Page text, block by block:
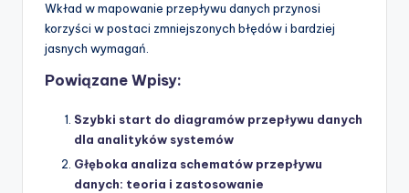
Wkład w mapowanie przepływu danych przynosi
korzyści w postaci zmniejszonych błędów i bardziej
jasnych wymagań.
Powiązane Wpisy:
Szybki start do diagramów przepływu danych
dla analityków systemów
Głęboka analiza schematów przepływu
danych: teoria i zastosowanie